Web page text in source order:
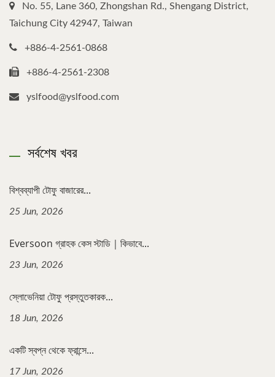
No. 55, Lane 360, Zhongshan Rd., Shengang District,
Taichung City 42947, Taiwan
+886-4-2561-0868
+886-4-2561-2308
yslfood@yslfood.com
সর্বশেষ খবর
বিশ্বব্যাপী টোফু বাজারের...
25 Jun, 2026
Eversoon গ্রাহক কেস স্টাডি｜কিভাবে...
23 Jun, 2026
স্লোভেনিয়া টোফু প্রস্তুতকারক...
18 Jun, 2026
একটি স্বপ্ন থেকে ফ্রান্সে...
17 Jun, 2026